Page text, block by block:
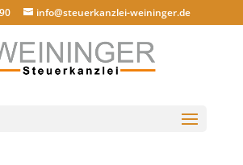
info@steuerkanzlei-weininger.de